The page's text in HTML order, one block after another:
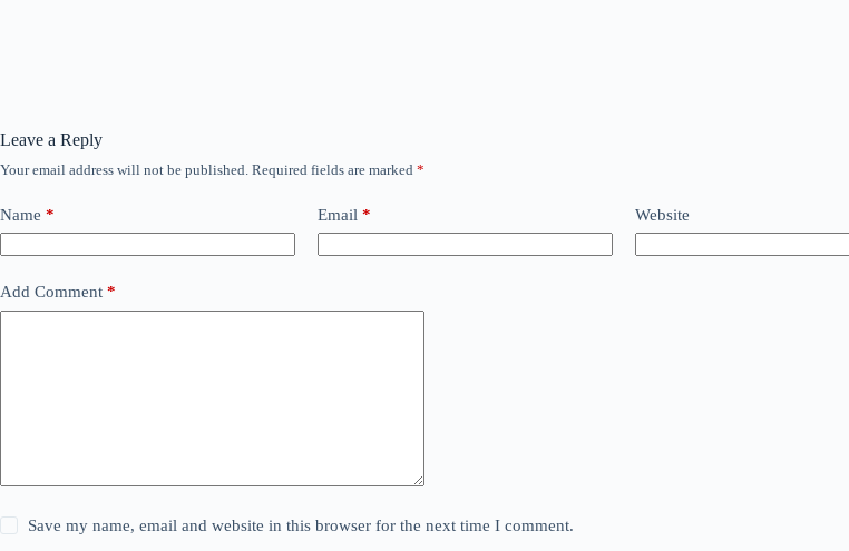
Leave a Reply
Your email address will not be published. Required fields are marked *
Name * Email * Website
Add Comment *
Save my name, email and website in this browser for the next time I comment.